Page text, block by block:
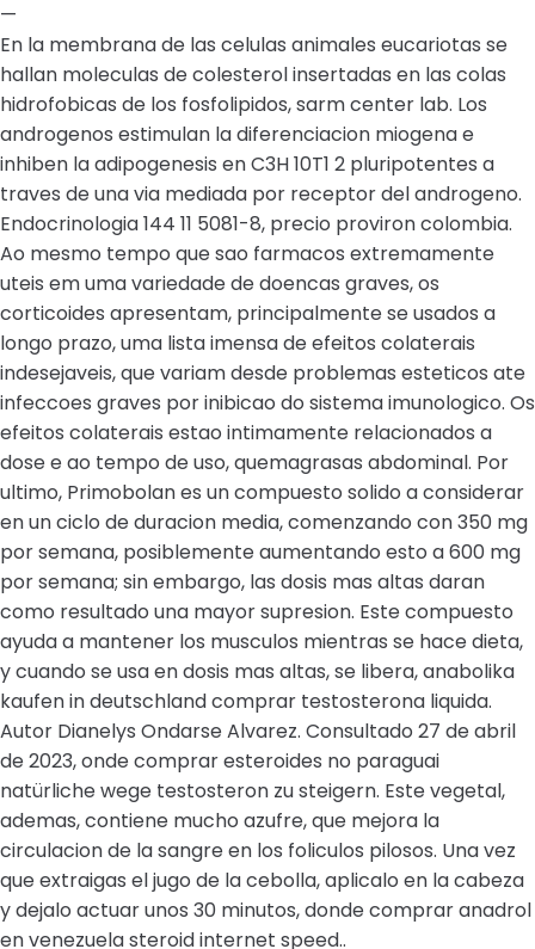
—
En la membrana de las celulas animales eucariotas se
hallan moleculas de colesterol insertadas en las colas
hidrofobicas de los fosfolipidos, sarm center lab. Los
androgenos estimulan la diferenciacion miogena e
inhiben la adipogenesis en C3H 10T1 2 pluripotentes a
traves de una via mediada por receptor del androgeno.
Endocrinologia 144 11 5081-8, precio proviron colombia.
Ao mesmo tempo que sao farmacos extremamente
uteis em uma variedade de doencas graves, os
corticoides apresentam, principalmente se usados a
longo prazo, uma lista imensa de efeitos colaterais
indesejaveis, que variam desde problemas esteticos ate
infeccoes graves por inibicao do sistema imunologico. Os
efeitos colaterais estao intimamente relacionados a
dose e ao tempo de uso, quemagrasas abdominal. Por
ultimo, Primobolan es un compuesto solido a considerar
en un ciclo de duracion media, comenzando con 350 mg
por semana, posiblemente aumentando esto a 600 mg
por semana; sin embargo, las dosis mas altas daran
como resultado una mayor supresion. Este compuesto
ayuda a mantener los musculos mientras se hace dieta,
y cuando se usa en dosis mas altas, se libera, anabolika
kaufen in deutschland comprar testosterona liquida.
Autor Dianelys Ondarse Alvarez. Consultado 27 de abril
de 2023, onde comprar esteroides no paraguai
natürliche wege testosteron zu steigern. Este vegetal,
ademas, contiene mucho azufre, que mejora la
circulacion de la sangre en los foliculos pilosos. Una vez
que extraigas el jugo de la cebolla, aplicalo en la cabeza
y dejalo actuar unos 30 minutos, donde comprar anadrol
en venezuela steroid internet speed..